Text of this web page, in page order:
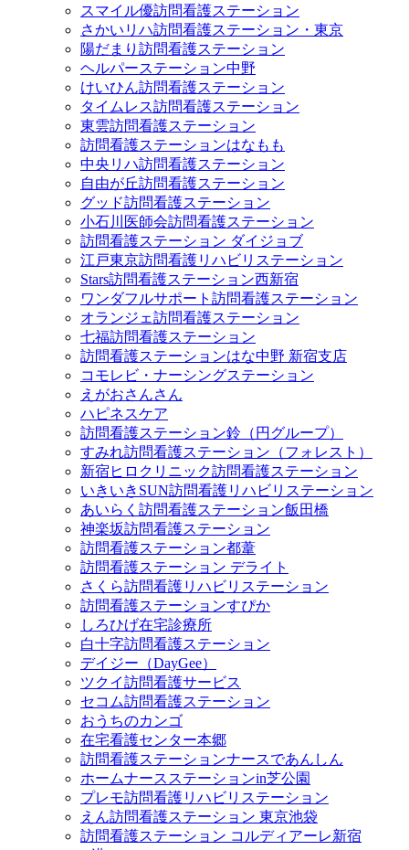
スマイル優訪問看護ステーション
さかいリハ訪問看護ステーション・東京
陽だまり訪問看護ステーション
ヘルパーステーション中野
けいひん訪問看護ステーション
タイムレス訪問看護ステーション
東雲訪問看護ステーション
訪問看護ステーションはなもも
中央リハ訪問看護ステーション
自由が丘訪問看護ステーション
グッド訪問看護ステーション
小石川医師会訪問看護ステーション
訪問看護ステーション ダイジョブ
江戸東京訪問看護リハビリステーション
Stars訪問看護ステーション西新宿
ワンダフルサポート訪問看護ステーション
オランジェ訪問看護ステーション
七福訪問看護ステーション
訪問看護ステーションはな中野 新宿支店
コモレビ・ナーシングステーション
えがおさんさん
ハピネスケア
訪問看護ステーション鈴（円グループ）
すみれ訪問看護ステーション（フォレスト）
新宿ヒロクリニック訪問看護ステーション
いきいきSUN訪問看護リハビリステーション
あいらく訪問看護ステーション飯田橋
神楽坂訪問看護ステーション
訪問看護ステーション都葦
訪問看護ステーション デライト
さくら訪問看護リハビリステーション
訪問看護ステーションすぴか
しろひげ在宅診療所
白十字訪問看護ステーション
デイジー（DayGee）
ツクイ訪問看護サービス
セコム訪問看護ステーション
おうちのカンゴ
在宅看護センター本郷
訪問看護ステーションナースであんしん
ホームナースステーションin芝公園
プレモ訪問看護リハビリステーション
えん訪問看護ステーション 東京池袋
訪問看護ステーション コルディアーレ新宿